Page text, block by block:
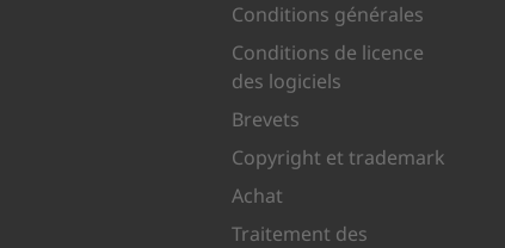
Conditions générales
Conditions de licence
des logiciels
Brevets
Copyright et trademark
Achat
Traitement des